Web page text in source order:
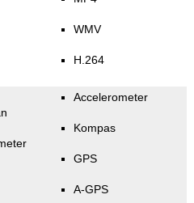
WMV
H.264
Accelerometer
Kompas
GPS
A-GPS